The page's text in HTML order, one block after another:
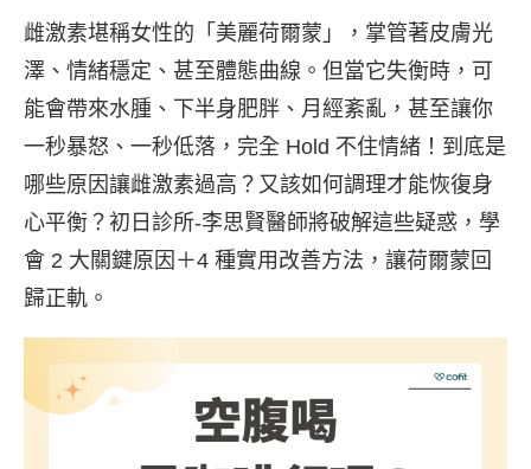
雌激素堪稱女性的「美麗荷爾蒙」，掌管著皮膚光
澤、情緒穩定、甚至體態曲線。但當它失衡時，可
能會帶來水腫、下半身肥胖、月經紊亂，甚至讓你
一秒暴怒、一秒低落，完全 Hold 不住情緒！到底是
哪些原因讓雌激素過高？又該如何調理才能恢復身
心平衡？初日診所-李思賢醫師將破解這些疑惑，學
會 2 大關鍵原因＋4 種實用改善方法，讓荷爾蒙回
歸正軌。